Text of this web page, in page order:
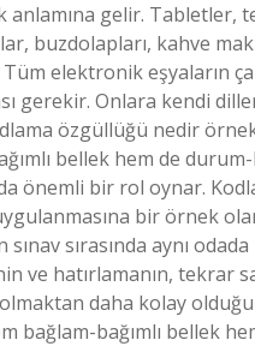
anlamına gelir. Tabletler,
buzdolapları, kahve
Tüm elektronik eşyaların
gerekir. Onlara kendi
özgüllüğü nedir
bellek hem de durum-
önemli bir rol oynar.
bir örnek
sırasında aynı
ve hatırlamanın, tekrar
daha kolay
bağlam-bağımlı bellek